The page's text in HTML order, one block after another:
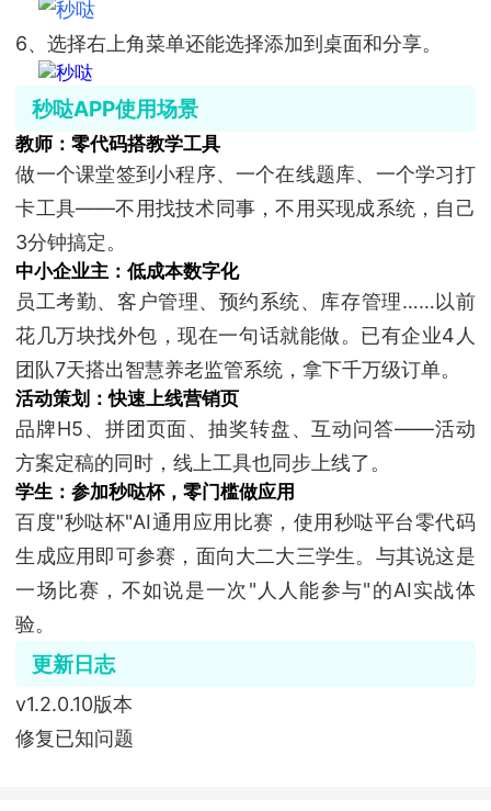
6、选择右上角菜单还能选择添加到桌面和分享。
秒哒APP使用场景
教师：零代码搭教学工具
做一个课堂签到小程序、一个在线题库、一个学习打
卡工具——不用找技术同事，不用买现成系统，自己
3分钟搞定。
中小企业主：低成本数字化
员工考勤、客户管理、预约系统、库存管理……以前
花几万块找外包，现在一句话就能做。已有企业4人
团队7天搭出智慧养老监管系统，拿下千万级订单。
活动策划：快速上线营销页
品牌H5、拼团页面、抽奖转盘、互动问答——活动
方案定稿的同时，线上工具也同步上线了。
学生：参加秒哒杯，零门槛做应用
百度"秒哒杯"AI通用应用比赛，使用秒哒平台零代码
生成应用即可参赛，面向大二大三学生。与其说这是
一场比赛，不如说是一次"人人能参与"的AI实战体
验。
更新日志
v1.2.0.10版本
修复已知问题